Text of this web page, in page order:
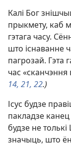
Калі Бог
прыкмету, каб
гэтага часу.
што існаванне
пагрозай.
час «сканчэння
14, 21, 22.)
Ісус будзе
пакладзе канец
будзе не
значыць, што ён